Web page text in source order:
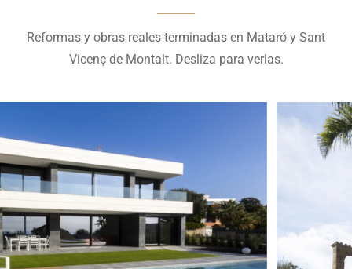
Reformas y obras reales terminadas en Mataró y Sant
Vicenç de Montalt. Desliza para verlas.